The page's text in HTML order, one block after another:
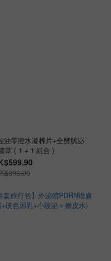
油零痘水凝棉片+全酵肌泌
萃 ( 1 + 1 組合 )